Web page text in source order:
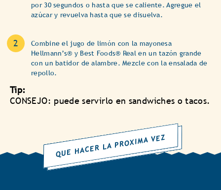
por 30 segundos o hasta que se caliente. Agregue el
azúcar y revuelva hasta que se disuelva.
Combine el jugo de limón con la mayonesa
Hellmann’s® y Best Foods® Real en un tazón grande
con un batidor de alambre. Mezcle con la ensalada de
repollo.
Tip:
CONSEJO: puede servirlo en sandwiches o tacos.
QUE HACER LA PROXIMA VEZ